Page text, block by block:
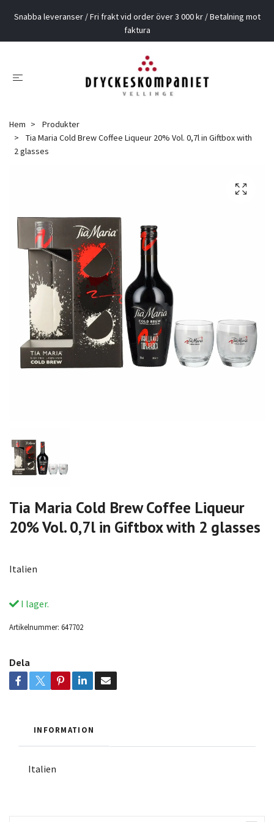
Snabba leveranser / Fri frakt vid order över 3 000 kr / Betalning mot
faktura
Hem
Produkter
Tia Maria Cold Brew Coffee Liqueur 20% Vol. 0,7l in Giftbox with
2 glasses
Tia Maria Cold Brew Coffee Liqueur
20% Vol. 0,7l in Giftbox with 2 glasses
Italien
I lager.
Artikelnummer: 647702
Dela
INFORMATION
Italien